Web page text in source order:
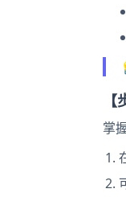
掌